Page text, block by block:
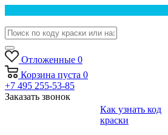
Отложенные 0
Корзина пуста 0
+7 495 255-53-85
Заказать звонок
Как узнать код
краски